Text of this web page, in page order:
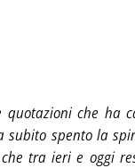
Crollano i prezzi
giovedì 02 maggio 2013
quotazioni che ha
subito spento la
tra ieri e oggi